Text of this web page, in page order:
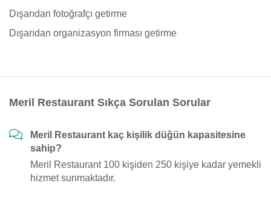
Dışarıdan fotoğrafçı getirme
Dışarıdan organizasyon firması getirme
Meril Restaurant Sıkça Sorulan Sorular
Meril Restaurant kaç kişilik düğün kapasitesine
sahip?
Meril Restaurant 100 kişiden 250 kişiye kadar yemekli
hizmet sunmaktadır.